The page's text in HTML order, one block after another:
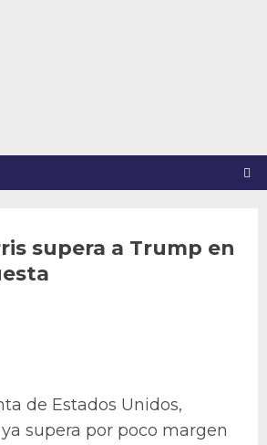
supera a Trump en
de Estados Unidos,
supera por poco margen